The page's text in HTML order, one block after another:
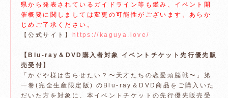
県から発表されているガイドライン等も鑑み、イベント開
催概要に関しましては変更の可能性がございます。あらか
じめご了承ください。
【公式サイト】 https://kaguya.love/
【Blu-ray＆DVD購入者対象 イベントチケット先行優先販
売受付】
「かぐや様は告らせたい？〜天才たちの恋愛頭脳戦〜」第
一巻(完全生産限定版) のBlu-ray＆DVD商品をご購入いた
だいた方を対象に、本イベントチケットの先行優先販売受